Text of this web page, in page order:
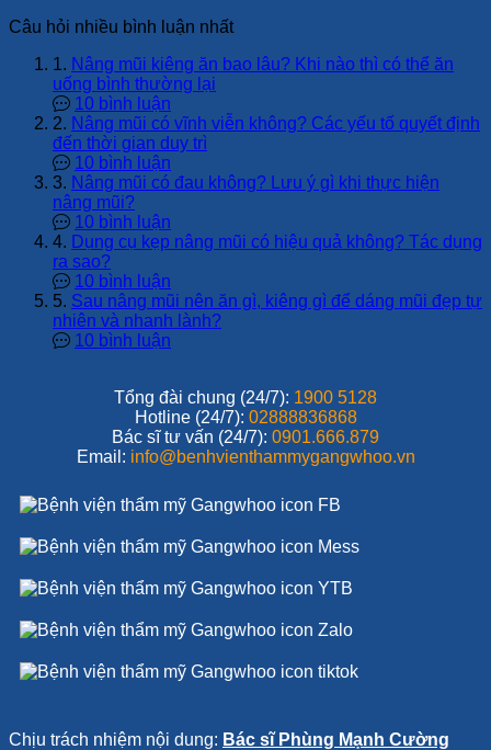
Câu hỏi nhiều bình luận nhất
1. Nâng mũi kiêng ăn bao lâu? Khi nào thì có thể ăn
uống bình thường lại
10 bình luận
2. Nâng mũi có vĩnh viễn không? Các yếu tố quyết định
đến thời gian duy trì
10 bình luận
3. Nâng mũi có đau không? Lưu ý gì khi thực hiện
nâng mũi?
10 bình luận
4. Dụng cụ kẹp nâng mũi có hiệu quả không? Tác dụng
ra sao?
10 bình luận
5. Sau nâng mũi nên ăn gì, kiêng gì để dáng mũi đẹp tự
nhiên và nhanh lành?
10 bình luận
Tổng đài chung (24/7): 1900 5128
Hotline (24/7): 02888836868
Bác sĩ tư vấn (24/7): 0901.666.879
Email: info@benhvienthammygangwhoo.vn
Chịu trách nhiệm nội dung: Bác sĩ Phùng Mạnh Cường